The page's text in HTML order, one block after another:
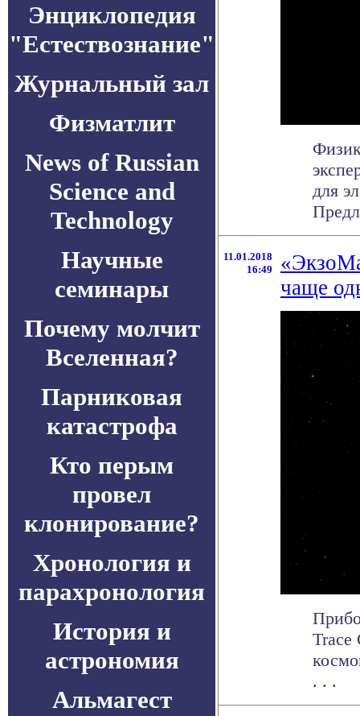
Энциклопедия
"Естествознание"
Журнальный зал
Физматлит
News of Russian
Science and
Technology
Научные
семинары
Почему молчит
Вселенная?
Парниковая
катастрофа
Кто перым
провел
клонирование?
Хронология и
парахронология
История и
астрономия
Альмагест
для
11.01.2018
16:49
чаще
Trace
. . .